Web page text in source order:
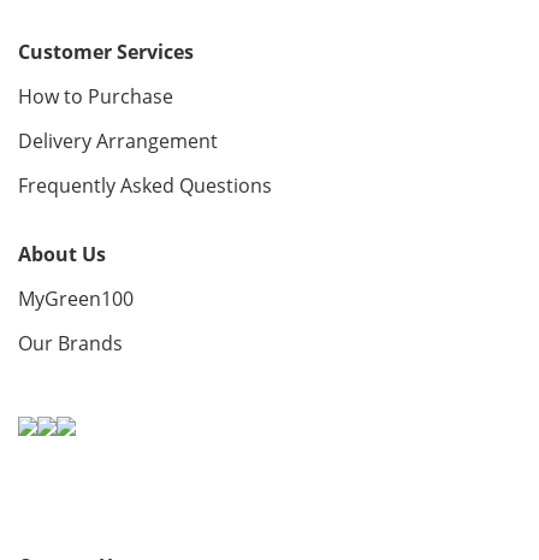
Customer Services
How to Purchase
Delivery Arrangement
Frequently Asked Questions
About Us
MyGreen100
Our Brands